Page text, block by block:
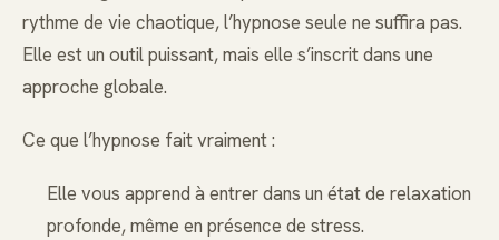
rythme de vie chaotique, l’hypnose seule ne suffira pas.
Elle est un outil puissant, mais elle s’inscrit dans une
approche globale.
Ce que l’hypnose fait vraiment :
Elle vous apprend à entrer dans un état de relaxation
profonde, même en présence de stress.